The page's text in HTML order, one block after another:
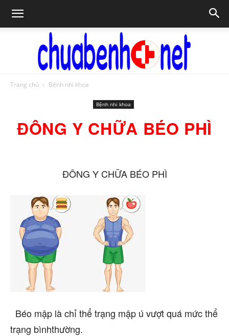
Trang chủ Bệnh nhi khoa
Bệnh nhi khoa
ĐÔNG Y CHỮA BÉO PHÌ
ĐÔNG Y CHỮA BÉO PHÌ
Béo mập là chỉ thể trạng mập ú vượt quá mức thể
trạng bìnhthường.